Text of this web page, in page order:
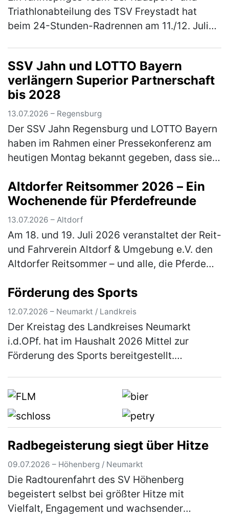
Triathlonabteilung des TSV Freystadt hat
beim 24-Stunden-Radrennen am 11./12. Juli
SSV Jahn und LOTTO Bayern
verlängern Superior Partnerschaft
bis 2028
13.07.2026 – Regensburg
Der SSV Jahn Regensburg und LOTTO Bayern
haben im Rahmen einer Pressekonferenz am
heutigen Montag bekannt gegeben, dass sie
fortsetzen. Die loyale und sehr langjäh…
(mehr)
Altdorfer Reitsommer 2026 – Ein
Wochenende für Pferdefreunde
13.07.2026 – Altdorf
Am 18. und 19. Juli 2026 veranstaltet der Reit-
und Fahrverein Altdorf & Umgebung e.V. den
Altdorfer Reitsommer – und alle, die Pferde
Besucher erleb…(mehr)
Förderung des Sports
12.07.2026 – Neumarkt / Landkreis
Der Kreistag des Landkreises Neumarkt
i.d.OPf. hat im Haushalt 2026 Mittel zur
Förderung des Sports bereitgestellt.
werden, …
Radbegeisterung siegt über Hitze
09.07.2026 – Höhenberg / Neumarkt
Die Radtourenfahrt des SV Höhenberg
begeistert selbst bei größter Hitze mit
Vielfalt, Engagement und wachsender